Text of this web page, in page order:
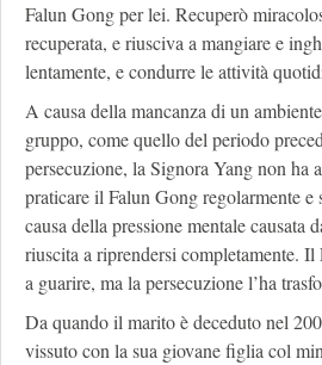
Falun Gong per lei. Recuperò
recuperata, e riusciva a mangiare e
lentamente, e condurre le attività
A causa della mancanza di un
gruppo, come quello del periodo
persecuzione, la Signora Yang non ha
praticare il Falun Gong regolarmente e
causa della pressione mentale causata
riuscita a riprendersi completamente. Il
a guarire, ma la persecuzione l’ha
Da quando il marito è deceduto nel
vissuto con la sua giovane figlia col